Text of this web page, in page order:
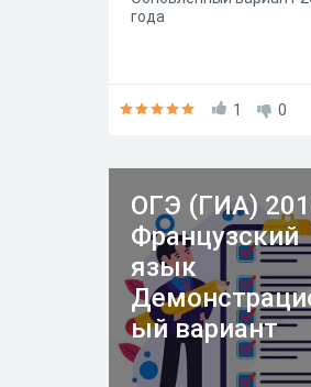
года
1 0
ОГЭ (ГИА)
Французский
язык
ый вариант